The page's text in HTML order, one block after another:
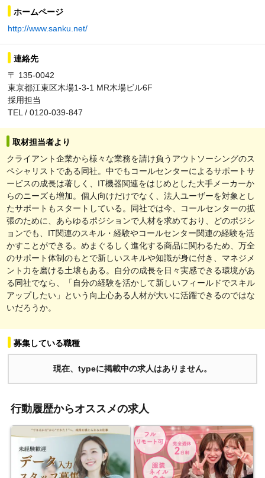
ホームページ
http://www.sanku.net/
連絡先
〒 135-0042
東京都江東区木場1-3-1 MR木場ビル6F
採用担当
TEL / 0120-039-847
取材担当者より
クライアント企業から様々な業務を請け負うアウトソーシングのス
ペシャリストである同社。中でもコールセンターによるサポートサ
ービスの成長は著しく、IT機器関連をはじめとした大手メーカーか
らのニーズも増加。個人向けだけでなく、法人ユーザーを対象とし
たサポートもスタートしている。同社では今、コールセンターの拡
張のために、あらゆるポジションで人材を求めており、どのポジシ
ョンでも、IT関連のスキル・経験やコールセンター関連の経験を活
かすことができる。めまぐるしく進化する商品に関わるため、万全
のサポート体制のもとで新しいスキルや知識が身に付き、マネジメ
ント力を磨ける土壌もある。自分の成長を日々実感できる環境があ
る同社でなら、「自分の経験を活かして新しいフィールドでスキル
アップしたい」という向上心ある人材が大いに活躍できるのではな
いだろうか。
募集している職種
現在、typeに掲載中の求人はありません。
行動履歴からオススメの求人